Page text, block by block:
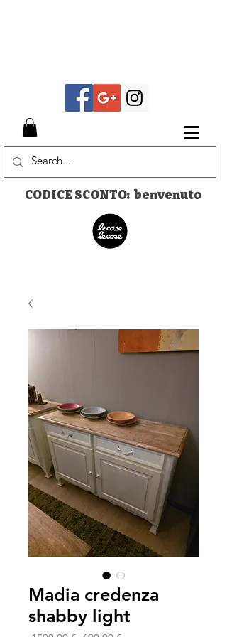
CODICE SCONTO: benvenuto
Madia credenza
shabby light